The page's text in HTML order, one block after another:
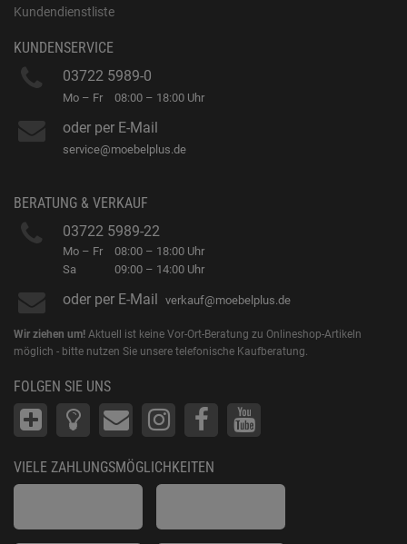
Kundendienstliste
KUNDENSERVICE
03722 5989-0
Mo – Fr 08:00 – 18:00 Uhr
oder per E-Mail
service@moebelplus.de
BERATUNG & VERKAUF
03722 5989-22
Mo – Fr
Sa
08:00 – 18:00 Uhr
09:00 – 14:00 Uhr
oder per E-Mail verkauf@moebelplus.de
Wir ziehen um! Aktuell ist keine Vor-Ort-Beratung zu Onlineshop-Artikeln
möglich - bitte nutzen Sie unsere telefonische Kaufberatung.
FOLGEN SIE UNS
VIELE ZAHLUNGSMÖGLICHKEITEN